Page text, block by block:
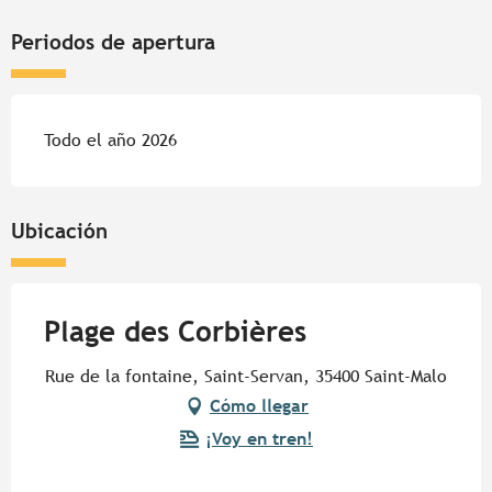
Periodos de apertura
Todo el año 2026
Ubicación
Plage des Corbières
Rue de la fontaine, Saint-Servan, 35400 Saint-Malo
Cómo llegar
¡Voy en tren!